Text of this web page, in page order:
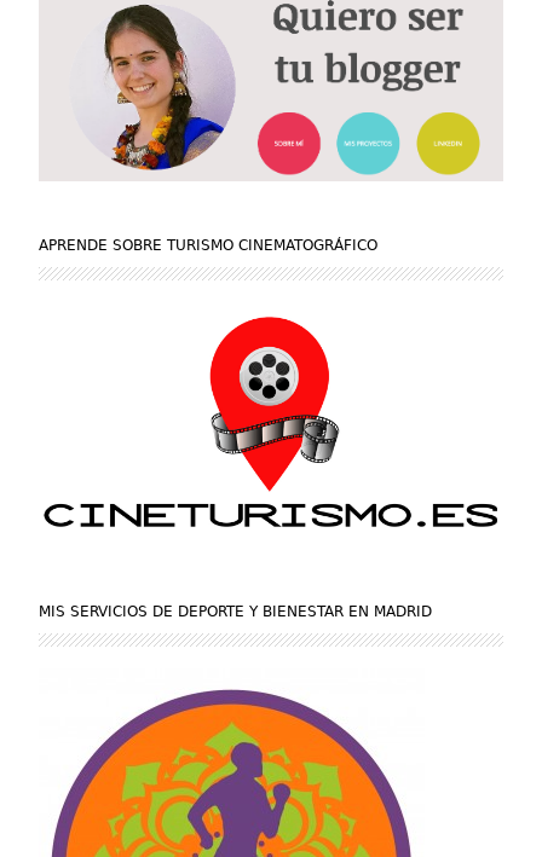
APRENDE SOBRE TURISMO CINEMATOGRÁFICO
MIS SERVICIOS DE DEPORTE Y BIENESTAR EN MADRID